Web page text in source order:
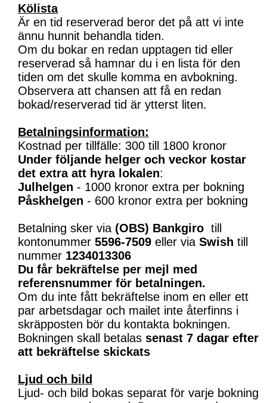
Kölista
Är en tid reserverad beror det på att vi inte
ännu hunnit behandla tiden.
Om du bokar en redan upptagen tid eller
reserverad så hamnar du i en lista för den
tiden om det skulle komma en avbokning.
Observera att chansen att få en redan
bokad/reserverad tid är ytterst liten.
Betalningsinformation:
Kostnad per tillfälle: 300 till 1800 kronor
Under följande helger och veckor kostar
det extra att hyra lokalen:
Julhelgen - 1000 kronor extra per bokning
Påskhelgen - 600 kronor extra per bokning
Betalning sker via (OBS) Bankgiro till
kontonummer 5596-7509 eller via Swish till
nummer 1234013306
Du får bekräftelse per mejl med
referensnummer för betalningen.
Om du inte fått bekräftelse inom en eller ett
par arbetsdagar och mailet inte återfinns i
skräpposten bör du kontakta bokningen.
Bokningen skall betalas senast 7 dagar efter
att bekräftelse skickats
Ljud och bild
Ljud- och bild bokas separat för varje bokning